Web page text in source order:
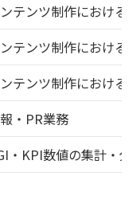
テンツ制作における
テンツ制作における
テンツ制作における
・PR業務
・KPI数値の集計・分